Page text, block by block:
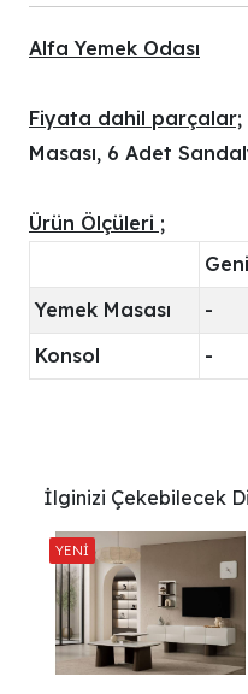
Alfa Yemek Odası
Fiyata dahil parçalar;
Masası, 6 Adet
Ürün Ölçüleri ;
Yemek Masası
-
Konsol
-
İlginizi Çekebilecek